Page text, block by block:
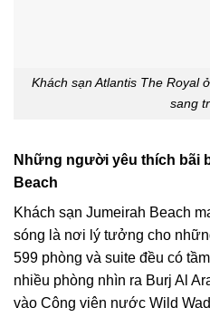
Khách sạn Atlantis The Royal
sang
Những người yêu thích bãi
Beach
Khách sạn Jumeirah Beach
sóng là nơi lý tưởng cho
599 phòng và suite đều có
nhiều phòng nhìn ra Burj Al
vào Công viên nước Wild